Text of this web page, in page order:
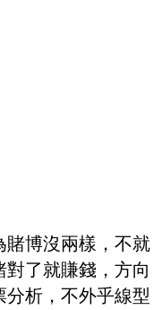
賭博沒兩樣，不就
了就賺錢，方向
析，不外乎線型